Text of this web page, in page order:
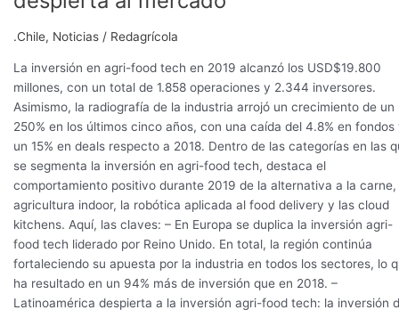
.Chile, Noticias / Redagrícola
La inversión en agri-food tech en 2019 alcanzó los USD$19.800
millones, con un total de 1.858 operaciones y 2.344 inversores.
Asimismo, la radiografía de la industria arrojó un crecimiento de un
250% en los últimos cinco años, con una caída del 4.8% en fondos
un 15% en deals respecto a 2018. Dentro de las categorías en las
se segmenta la inversión en agri-food tech, destaca el
comportamiento positivo durante 2019 de la alternativa a la carne,
agricultura indoor, la robótica aplicada al food delivery y las cloud
kitchens. Aquí, las claves: – En Europa se duplica la inversión agri-
food tech liderado por Reino Unido. En total, la región continúa
fortaleciendo su apuesta por la industria en todos los sectores, lo
ha resultado en un 94% más de inversión que en 2018. –
Latinoamérica despierta a la inversión agri-food tech: la inversión
tech
alcanza
los
USD$20
mil
millones
LATAM
despierta
al
mercado